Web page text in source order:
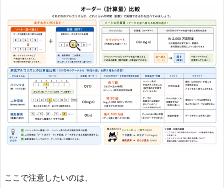
ここで注意したいのは、